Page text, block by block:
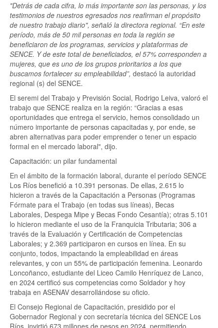
"Detrás de cada cifra, lo más importante son las personas, y los
testimonios de nuestros egresados nos reafirman el propósito
de nuestro trabajo diario", señaló la directora regional. “En este
período, más de 50 mil personas en toda la región se
beneficiaron de los programas, servicios y plataformas de
SENCE. Y de este total de beneficiados, el 57% corresponden a
mujeres, que es uno de los grupos prioritarios a los que
buscamos fortalecer su empleabilidad”, destacó la autoridad
regional (s) del SENCE.
El seremi del Trabajo y Previsión Social, Rodrigo Leiva, valoró el
trabajo que SENCE realiza en la región: “Gracias a esas
oportunidades que entrega el servicio, hemos consolidado un
número importante de personas capacitadas y, por ende, se
abren alternativas para poder emprender o tener un espacio
formal en el mercado laboral", dijo.
Capacitación: un pilar fundamental
En el ámbito de la formación laboral, durante el período SENCE
Los Ríos benefició a 10.391 personas. De ellas, 2.615 lo
hicieron a través de la Capacitación a Personas (Programas
Fórmate para el Trabajo (en todas sus líneas), Becas
Laborales, Despega Mipe y Becas Fondo Cesantía); otras 5.101
lo hicieron mediante el uso de la Franquicia Tributaria; 306 a
través de la Evaluación y Certificación de Competencias
Laborales; y 2.369 participaron en cursos en línea. En su
conjunto, todos, impactando la empleabilidad en áreas
relevantes, y con un 55% de participación femenina. Leonardo
Loncoñanco, estudiante del Liceo Camilo Henríquez de Lanco,
en 2024 certificó sus competencias como Soldador y hoy
trabaja en ASENAV desarrollándose su oficio.
El Consejo Regional de Capacitación, presidido por el
Gobernador Regional y con secretaría técnica del SENCE Los
Ríos, invirtió 673 millones de pesos en 2024, permitiendo